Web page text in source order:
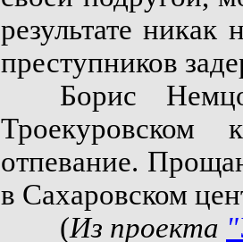
результате
преступников
Борис
Троекуровском
отпевание.
в Сахаровском
(Из проекта